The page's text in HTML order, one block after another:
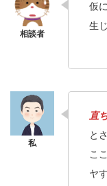
仮
生
直
と
こ
ヤ